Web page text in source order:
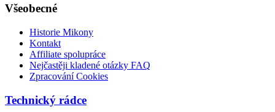
Všeobecné
Historie Mikony
Kontakt
Affiliate spolupráce
Nejčastěji kladené otázky FAQ
Zpracování Cookies
Technický rádce